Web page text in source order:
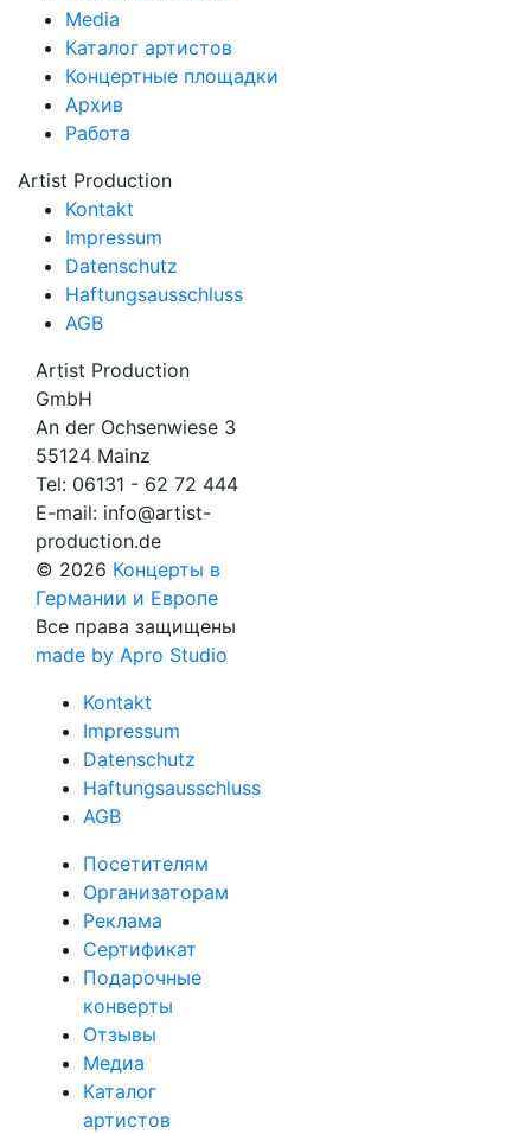
Media
Каталог артистов
Концертные площадки
Архив
Работа
Artist Production
Kontakt
Impressum
Datenschutz
Haftungsausschluss
AGB
Artist Production
GmbH
An der Ochsenwiese 3
55124 Mainz
Tel: 06131 - 62 72 444
E-mail: info@artist-
production.de
© 2026 Концерты в
Германии и Европе
Все права защищены
made by Apro Studio
Kontakt
Impressum
Datenschutz
Haftungsausschluss
AGB
Посетителям
Организаторам
Реклама
Сертификат
Подарочные
конверты
Отзывы
Медиа
Каталог
артистов